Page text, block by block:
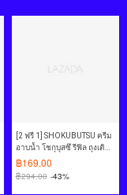
[2 ฟรี 1] SHOKUBUTSU ครีม
อาบน้ำ โชกุบุสซึ รีฟิล ถุงเติม
500 มล. (เลือกสูตร)
฿169.00
฿294.00 -43%